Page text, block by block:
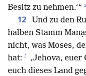
Besitz zu nehmen.‘“ s
12
Und zu den
halben Stamm
nicht, was Moses,
hat: t ‚Jehova,
euch dieses Land